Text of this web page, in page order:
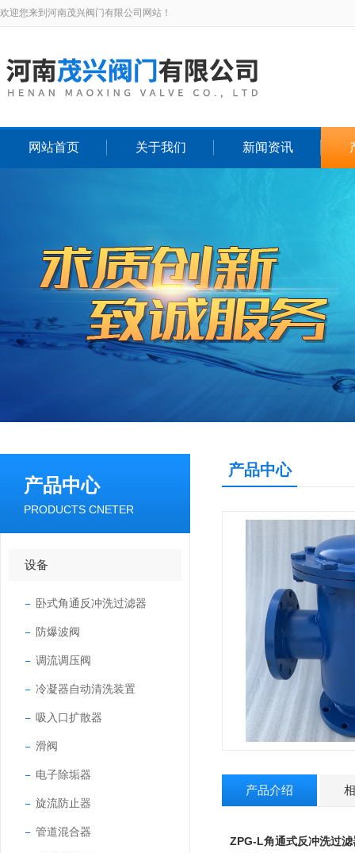
欢迎您来到河南茂兴阀门有限公司网站！
网站首页 关于我们 新闻资讯
产品中心
PRODUCTS CNETER
设备
卧式角通反冲洗过滤器
防爆波阀
调流调压阀
冷凝器自动清洗装置
吸入口扩散器
滑阀
电子除垢器
旋流防止器
管道混合器
产品中心
产品介绍
ZPG-L角通式反冲洗过滤